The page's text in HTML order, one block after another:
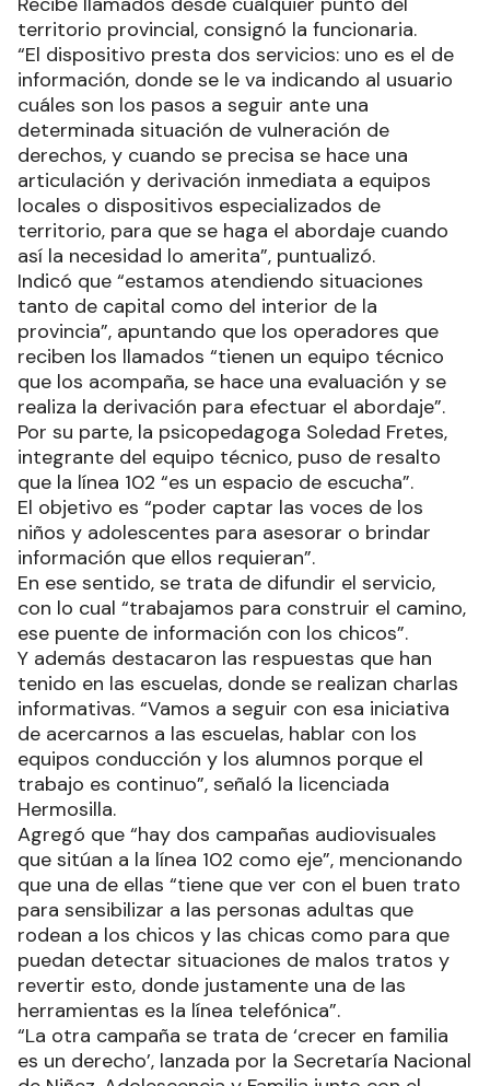
territorio provincial, consignó la funcionaria.
“El dispositivo presta dos servicios: uno es el de
información, donde se le va indicando al usuario
cuáles son los pasos a seguir ante una
determinada situación de vulneración de
derechos, y cuando se precisa se hace una
articulación y derivación inmediata a equipos
locales o dispositivos especializados de
territorio, para que se haga el abordaje cuando
así la necesidad lo amerita”, puntualizó.
Indicó que “estamos atendiendo situaciones
tanto de capital como del interior de la
provincia”, apuntando que los operadores que
reciben los llamados “tienen un equipo técnico
que los acompaña, se hace una evaluación y se
realiza la derivación para efectuar el abordaje”.
Por su parte, la psicopedagoga Soledad Fretes,
integrante del equipo técnico, puso de resalto
que la línea 102 “es un espacio de escucha”.
El objetivo es “poder captar las voces de los
niños y adolescentes para asesorar o brindar
información que ellos requieran”.
En ese sentido, se trata de difundir el servicio,
con lo cual “trabajamos para construir el camino,
ese puente de información con los chicos”.
Y además destacaron las respuestas que han
tenido en las escuelas, donde se realizan charlas
informativas. “Vamos a seguir con esa iniciativa
de acercarnos a las escuelas, hablar con los
equipos conducción y los alumnos porque el
trabajo es continuo”, señaló la licenciada
Hermosilla.
Agregó que “hay dos campañas audiovisuales
que sitúan a la línea 102 como eje”, mencionando
que una de ellas “tiene que ver con el buen trato
para sensibilizar a las personas adultas que
rodean a los chicos y las chicas como para que
puedan detectar situaciones de malos tratos y
revertir esto, donde justamente una de las
herramientas es la línea telefónica”.
“La otra campaña se trata de ‘crecer en familia
es un derecho’, lanzada por la Secretaría Nacional